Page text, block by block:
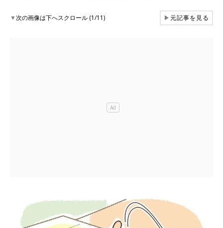
▼次の画像は下へスクロール (1/11) ▶元記事を見る